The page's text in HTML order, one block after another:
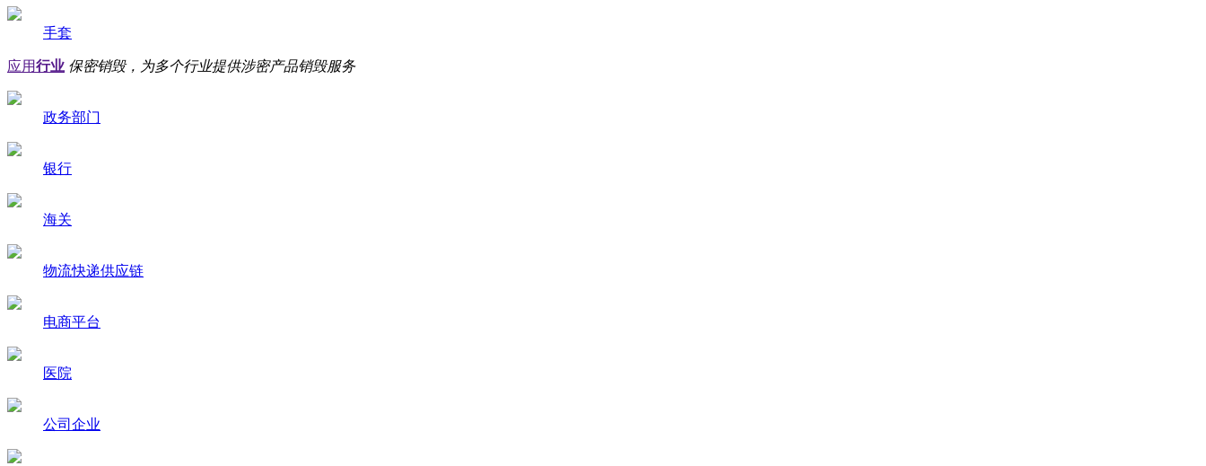
手套
应用行业 保密销毁，为多个行业提供涉密产品销毁服务
政务部门
银行
海关
物流快递供应链
电商平台
医院
公司企业